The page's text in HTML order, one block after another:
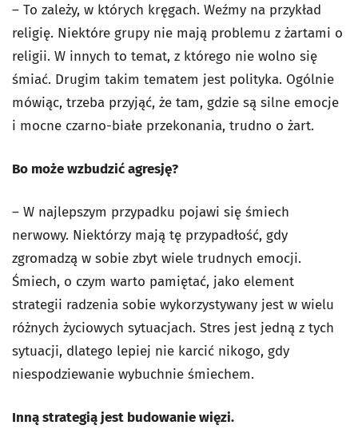
– To zależy, w których kręgach. Weźmy na przykład
religię. Niektóre grupy nie mają problemu z żartami o
religii. W innych to temat, z którego nie wolno się
śmiać. Drugim takim tematem jest polityka. Ogólnie
mówiąc, trzeba przyjąć, że tam, gdzie są silne emocje
i mocne czarno-białe przekonania, trudno o żart.
Bo może wzbudzić agresję?
– W najlepszym przypadku pojawi się śmiech
nerwowy. Niektórzy mają tę przypadłość, gdy
zgromadzą w sobie zbyt wiele trudnych emocji.
Śmiech, o czym warto pamiętać, jako element
strategii radzenia sobie wykorzystywany jest w wielu
różnych życiowych sytuacjach. Stres jest jedną z tych
sytuacji, dlatego lepiej nie karcić nikogo, gdy
niespodziewanie wybuchnie śmiechem.
Inną strategią jest budowanie więzi.